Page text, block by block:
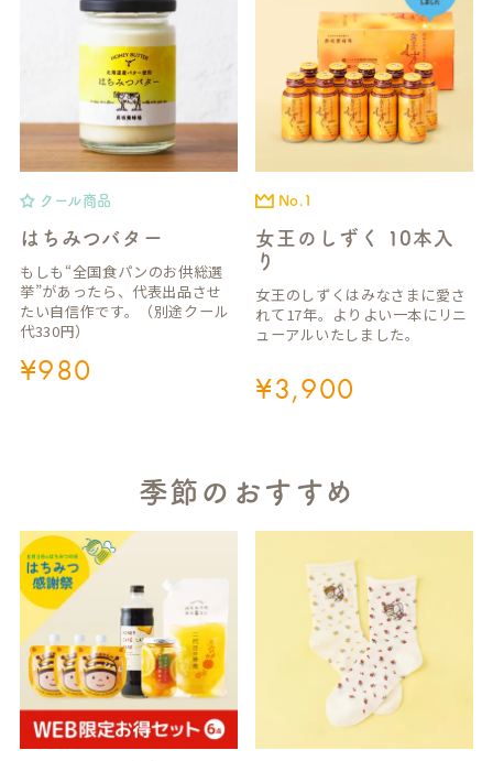
クール商品
はちみつバター
もしも“全国食パンのお供総選
挙”があったら、代表出品させ
たい自信作です。（別途クール
代330円）
¥980
No.1
女王のしずく 10本入
り
女王のしずくはみなさまに愛さ
れて17年。よりよい一本にリニ
ューアルいたしました。
¥3,900
季節のおすすめ